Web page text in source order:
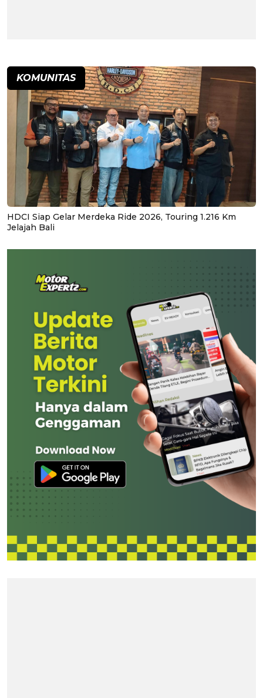
KOMUNITAS
HDCI Siap Gelar Merdeka Ride 2026, Touring 1.216 Km
Jelajah Bali